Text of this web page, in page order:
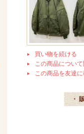
買い物を続ける
この商品につい
この商品を友達
・